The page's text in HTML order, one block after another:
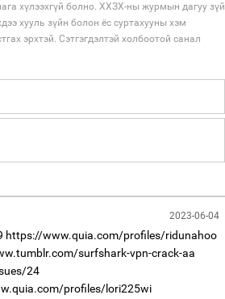
хүлээхгүй болно. ХХЗХ-ны журмын дагуу зүй
хууль зүйн болон ёс суртахууны хэм
эрхтэй. Сэтгэгдэлтэй холбоотой санал
2023-06-04
https://www.quia.com/profiles/ridunahoo
surfshark-vpn-crack-aa
24
profiles/lori225wi